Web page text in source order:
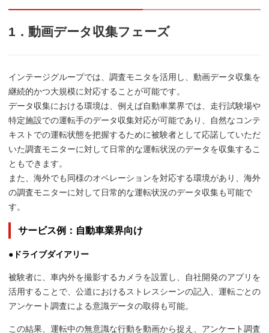
1．動画データ収集フェーズ
インテージグループでは、調査モニタを活用し、動画データ収集を
継続的かつ大規模に対応することが可能です。
データ収集における環境は、例えば自動車業界では、走行試験場や
特定施設での運転手のデータ収集対応が可能であり、自然なコンテ
キストでの運転状態を把握するために被験者として応諾していただ
いた調査モニターに対して日常的な運転状況のデータを収集するこ
ともできます。
また、海外でも同様のオペレーションを対応する環境があり、海外
の調査モニターに対して日常的な運転状況のデータ収集も可能で
す。
サービス例：自動車業界向け
●ドライブダイアリー
被験者に、車内外を撮影するカメラを設置し、自社開発のアプリを
活用することで、公道におけるストレスシーンの記入、運転ごとの
アンケート調査による意識データの取得も可能。
この結果、運転中の無意識な行動を動画から捉え、アンケート調査